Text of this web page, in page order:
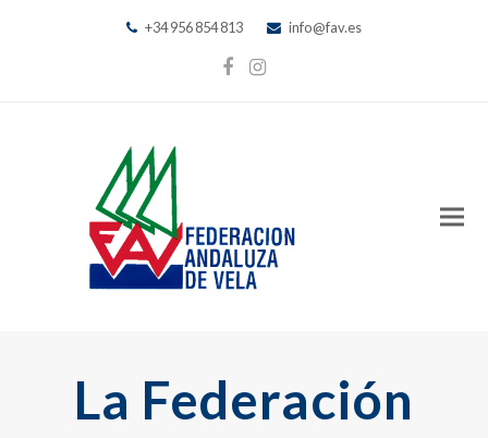
+34 956 854 813 info@fav.es
Facebook
Instagram
La Federación